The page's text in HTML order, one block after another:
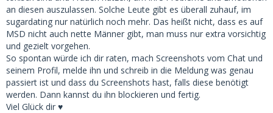
an diesen auszulassen. Solche Leute gibt es überall zuhauf, im
sugardating nur natürlich noch mehr. Das heißt nicht, dass es auf
MSD nicht auch nette Männer gibt, man muss nur extra vorsichtig
und gezielt vorgehen.
So spontan würde ich dir raten, mach Screenshots vom Chat und
seinem Profil, melde ihn und schreib in die Meldung was genau
passiert ist und dass du Screenshots hast, falls diese benötigt
werden. Dann kannst du ihn blockieren und fertig.
Viel Glück dir ♥️